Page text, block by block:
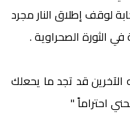
لوقف إطلاق النار مجرد
في الثورة الصحراوية .
الآخرين قد تجد ما يحعلك
احتراماً "